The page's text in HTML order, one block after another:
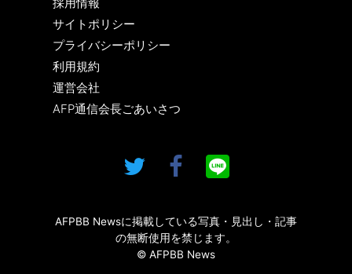
サイトポリシー
プライバシーポリシー
利用規約
運営会社
AFP通信会長ごあいさつ
AFPBB Newsに掲載している写真・見出し・記事
の無断使用を禁じます。
© AFPBB News